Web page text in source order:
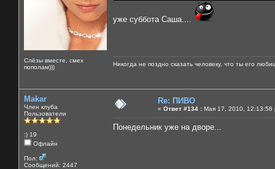
Слёзы вместе, смех
пополам)))
уже суббота Саша....
Никогда не поздно сказать человеку, что ты его
Makar
Член клуба
Пользователи
:) 19
Офлайн
Пол:
Сообщений: 2447
Re: ПИВО
« Ответ #134 : Мая 17, 2010, 12:13:58
Понедельник уже на дворе...